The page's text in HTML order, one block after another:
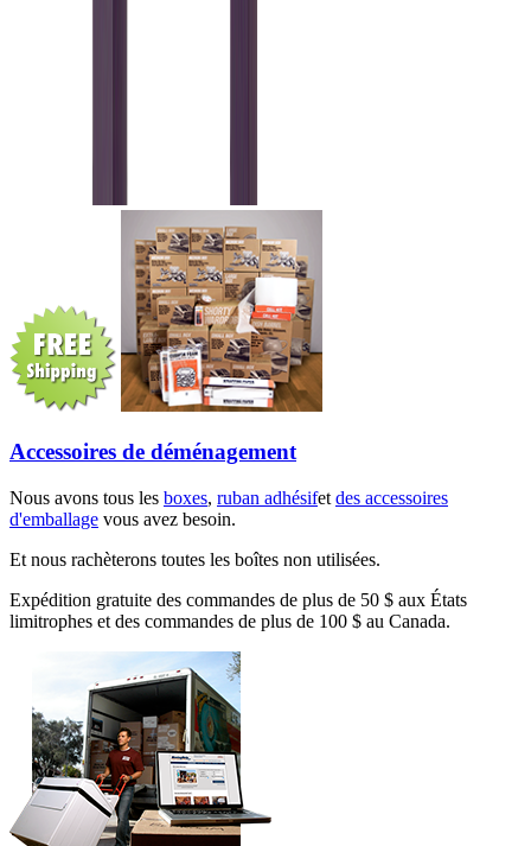
Accessoires de déménagement
Nous avons tous les boxes, ruban adhésifet des accessoires
d'emballage vous avez besoin.
Et nous rachèterons toutes les boîtes non utilisées.
Expédition gratuite des commandes de plus de 50 $ aux États
limitrophes et des commandes de plus de 100 $ au Canada.